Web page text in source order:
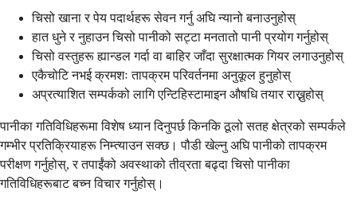
चिसो खाना र पेय पदार्थहरू सेवन गर्नु अघि न्यानो बनाउनुहोस्
हात धुने र नुहाउन चिसो पानीको सट्टा मनतातो पानी प्रयोग गर्नुहोस्
चिसो वस्तुहरू ह्यान्डल गर्दा वा बाहिर जाँदा सुरक्षात्मक गियर लगाउनुहोस्
एकैचोटि नभई क्रमशः तापक्रम परिवर्तनमा अनुकूल हुनुहोस्
अप्रत्याशित सम्पर्कको लागि एन्टिहिस्टामाइन औषधि तयार राख्नुहोस्
पानीका गतिविधिहरूमा विशेष ध्यान दिनुपर्छ किनकि ठूलो सतह क्षेत्रको सम्पर्कले
गम्भीर प्रतिक्रियाहरू निम्त्याउन सक्छ। पौडी खेल्नु अघि पानीको तापक्रम
परीक्षण गर्नुहोस्, र तपाईंको अवस्थाको तीव्रता बढ्दा चिसो पानीका
गतिविधिहरूबाट बच्न विचार गर्नुहोस्।